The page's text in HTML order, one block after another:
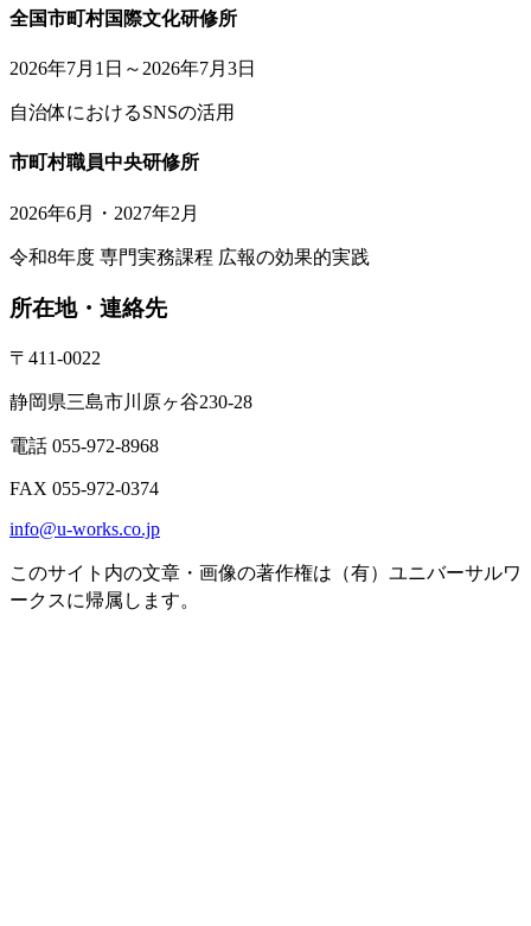
全国市町村国際文化研修所
2026年7月1日～2026年7月3日
自治体におけるSNSの活用
市町村職員中央研修所
2026年6月・2027年2月
令和8年度 専門実務課程 広報の効果的実践
所在地・連絡先
〒411-0022
静岡県三島市川原ヶ谷230-28
電話 055-972-8968
FAX 055-972-0374
info@u-works.co.jp
このサイト内の文章・画像の著作権は（有）ユニバーサルワ
ークスに帰属します。